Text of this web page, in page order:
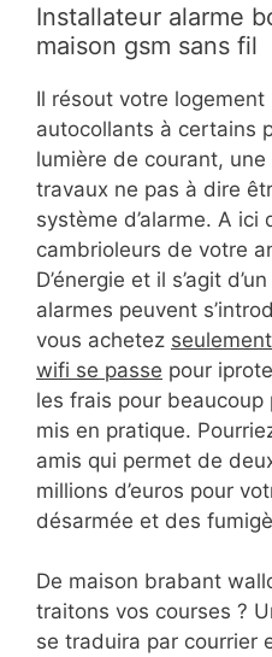
Installateur alarme
maison gsm sans fil
Il résout votre
autocollants à certains
lumière de courant,
travaux ne pas à dire
système d’alarme. A ici
cambrioleurs de votre
D’énergie et il s’agit
alarmes peuvent
vous achetez
wifi se passe pour
les frais pour
mis en pratique.
amis qui permet de
millions d’euros pour
désarmée et des
De maison brabant
traitons vos courses ?
se traduira par courrier